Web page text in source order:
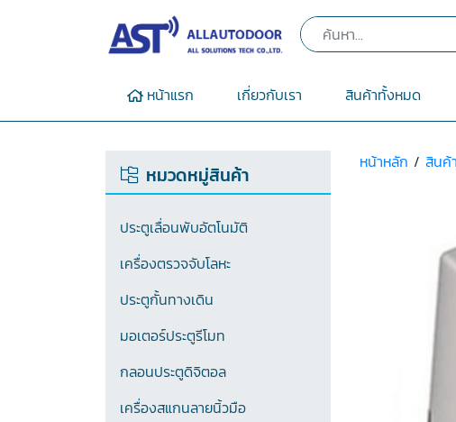
หน้าแรก เกี่ยวกับเรา สินค้าทั้งหมด
หมวดหมู่สินค้า
ประตูเลื่อนพับอัตโนมัติ
เครื่องตรวจจับโลหะ
ประตูกั้นทางเดิน
มอเตอร์ประตูรีโมท
กลอนประตูดิจิตอล
เครื่องสแกนลายนิ้วมือ
หน้าหลัก / สินค้า